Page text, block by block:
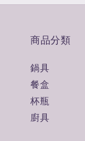
商品分類
鍋具
餐盒
杯瓶
廚具